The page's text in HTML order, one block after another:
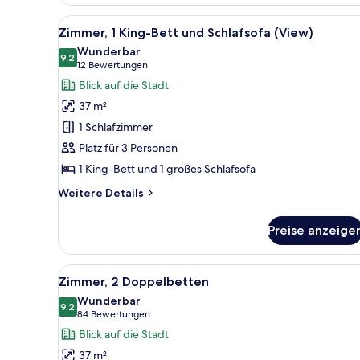
1 King-
Bett
und
Schlafsofa
Alle
Fotos
für
Zimmer,
1 King-
Bett
und
Schlafsofa
(View)
anzeigen
Ein Hotelzimmer mit einem
7
Zimmer, 1 King-Bett und Schlafsofa (View)
9,29,2 von 10
Wunderbar
12 Bewertungen
(12
Bewertungen)
Blick auf die Stadt
37 m²
1 Schlafzimmer
Platz für 3 Personen
1 King-Bett und 1 großes Schlafsofa
Weitere Details
Weitere
1 King-
Bett
und
Schlafsofa
(View)
Preise
Alle
Fotos
für
Zimmer,
2 Doppelbetten
Ein Hotelzimmer mit Bett,
6
Zimmer, 2 Doppelbetten
9,29,2 von 10
Wunderbar
84 Bewertungen
(84
Bewertungen)
Blick auf die Stadt
37 m²